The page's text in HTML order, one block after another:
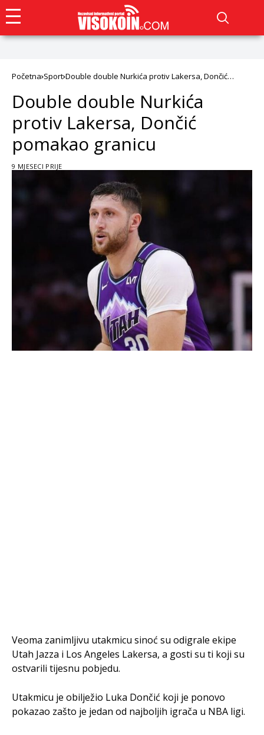
Početna Sport Double double Nurkića protiv Lakersa, Dončić
Double double Nurkića
protiv Lakersa, Dončić
pomakao granicu
9 MJESECI PRIJE
Veoma zanimljivu utakmicu sinoć su odigrale ekipe
Utah Jazza i Los Angeles Lakersa, a gosti su ti koji su
ostvarili tijesnu pobjedu.
Utakmicu je obilježio Luka Dončić koji je ponovo
pokazao zašto je jedan od najboljih igrača u NBA ligi.